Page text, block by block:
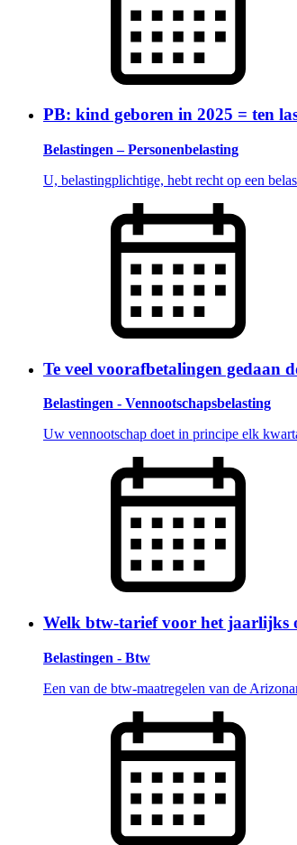
PB: kind geboren in 2025 = ten
Belastingen – Personenbelasting
U, belastingplichtige, hebt recht op een
Te veel voorafbetalingen gedaan
Belastingen - Vennootschapsbelasting
Uw vennootschap doet in principe elk
Welk btw-tarief voor het jaarlijks
Belastingen - Btw
Een van de btw-maatregelen van de